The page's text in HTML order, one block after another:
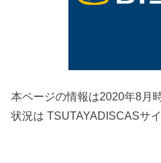
本ページの情報は2020年8月
状況は TSUTAYADISCASサ